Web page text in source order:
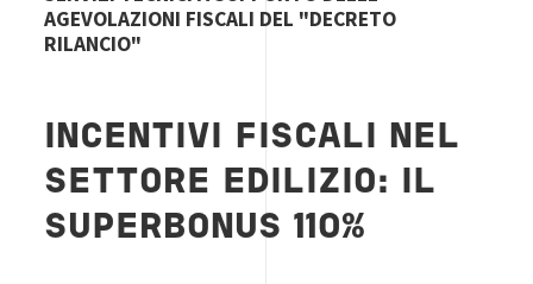
AGEVOLAZIONI FISCALI DEL "DECRETO
RILANCIO"
INCENTIVI FISCALI NEL
SETTORE EDILIZIO: IL
SUPERBONUS 110%